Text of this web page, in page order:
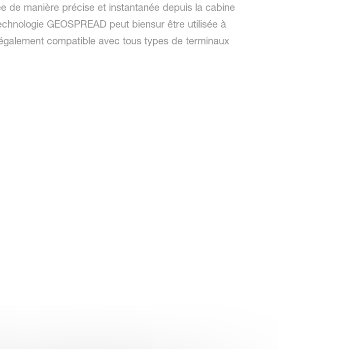
de manière précise et instantanée depuis la cabine
GEOSPREAD peut biensur être utilisée à
compatible avec tous types de terminaux